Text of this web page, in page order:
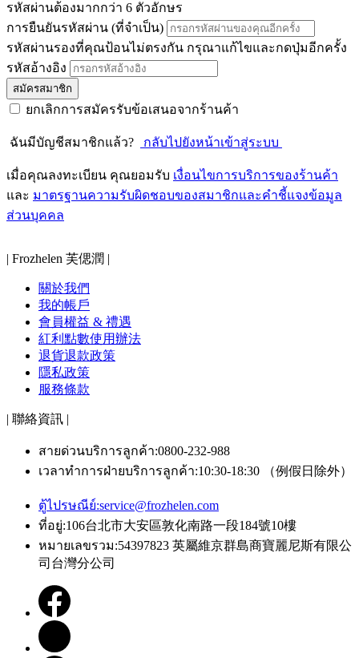
รหัสผ่านต้องมากกว่า 6 ตัวอักษร
การยืนยันรหัสผ่าน (ที่จำเป็น)
รหัสผ่านรองที่คุณป้อนไม่ตรงกัน กรุณาแก้ไขและกดปุ่มอีกครั้ง
รหัสอ้างอิง
สมัครสมาชิก
ยกเลิกการสมัครรับข้อเสนอจากร้านค้า
ฉันมีบัญชีสมาชิกแล้ว? กลับไปยังหน้าเข้าสู่ระบบ
เมื่อคุณลงทะเบียน คุณยอมรับ เงื่อนไขการบริการของร้านค้า
และ มาตรฐานความรับผิดชอบของสมาชิกและคำชี้แจงข้อมูล
ส่วนบุคคล
| Frozhelen 芙偲潤 |
關於我們
我的帳戶
會員權益 & 禮遇
紅利點數使用辦法
退貨退款政策
隱私政策
服務條款
| 聯絡資訊 |
สายด่วนบริการลูกค้า:0800-232-988
เวลาทำการฝ่ายบริการลูกค้า:10:30-18:30 （例假日除外）
ตู้ไปรษณีย์:service@frozhelen.com
ที่อยู่:106台北市大安區敦化南路一段184號10樓
หมายเลขรวม:54397823 英屬維京群島商寶麗尼斯有限公
司台灣分公司